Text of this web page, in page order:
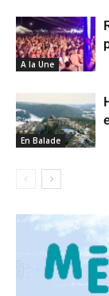
A la Une
En Balade